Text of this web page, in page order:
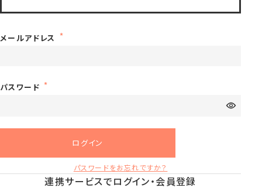
メールアドレス
パスワード
ログイン
パスワードをお忘れですか？
連携サービスでログイン・会員登録